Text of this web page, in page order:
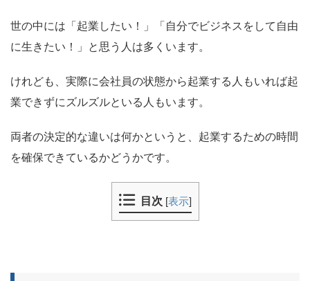
世の中には「起業したい！」「自分でビジネスをして自由
に生きたい！」と思う人は多くいます。
けれども、実際に会社員の状態から起業する人もいれば起
業できずにズルズルといる人もいます。
両者の決定的な違いは何かというと、起業するための時間
を確保できているかどうかです。
目次 [表示]